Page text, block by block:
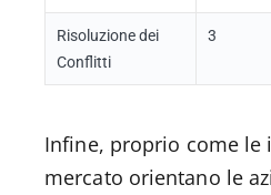
Risoluzione dei
Conflitti
3
Infine, proprio come le
mercato orientano le